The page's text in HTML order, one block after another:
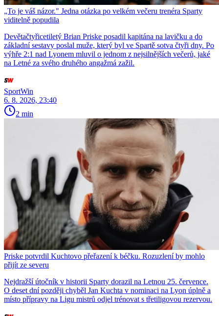
„To je váš názor." Jedna otázka po velkém večeru trenéra Sparty
viditelně popudila
Devětačtyřicetiletý Brian Priske posadil kapitána na lavičku a do
základní sestavy poslal muže, který byl ve Spartě sotva čtyři dny. Po
výhře 2:1 nad Lyonem mluvil o jednom z nejsilnějších večerů, jaké
na Letné za svého druhého angažmá zažil.
SportWin
6. 8. 2026, 23:40
2 min
Priske potvrdil Kuchtovo přeřazení k béčku. Rozuzlení by mohlo
přijít ze severu
Nejdražší útočník v historii Sparty dorazil na Letnou 25. července.
O deset dní později chyběl Jan Kuchta v nominaci na Lyon úplně a
místo přípravy na Ligu mistrů odjel trénovat s třetiligovou rezervou.